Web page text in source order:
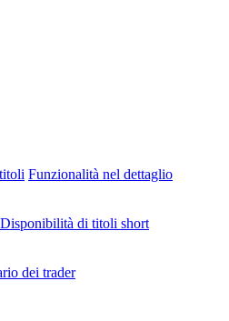
Funzionalità nel dettaglio
Disponibilità di titoli short
dei trader